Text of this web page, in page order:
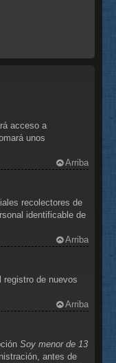
acceso a
unos
Arriba
recolectores de
identificable de
Arriba
registro de nuevos
Arriba
Soy menor de 13
antes de